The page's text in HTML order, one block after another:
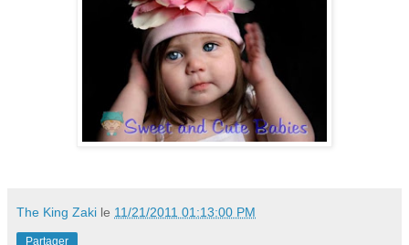
The King Zaki le 11/21/2011 01:13:00 PM
Partager